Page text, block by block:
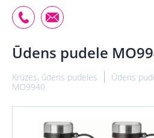
Ūdens pudele
Krūzes, ūdens pudeles Ūdens
MO9940